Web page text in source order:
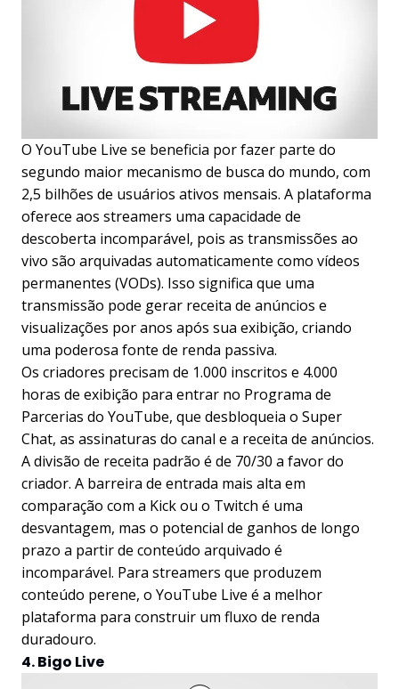
O YouTube Live se beneficia por fazer parte do
segundo maior mecanismo de busca do mundo, com
2,5 bilhões de usuários ativos mensais. A plataforma
oferece aos streamers uma capacidade de
descoberta incomparável, pois as transmissões ao
vivo são arquivadas automaticamente como vídeos
permanentes (VODs). Isso significa que uma
transmissão pode gerar receita de anúncios e
visualizações por anos após sua exibição, criando
uma poderosa fonte de renda passiva.
Os criadores precisam de 1.000 inscritos e 4.000
horas de exibição para entrar no Programa de
Parcerias do YouTube, que desbloqueia o Super
Chat, as assinaturas do canal e a receita de anúncios.
A divisão de receita padrão é de 70/30 a favor do
criador. A barreira de entrada mais alta em
comparação com a Kick ou o Twitch é uma
desvantagem, mas o potencial de ganhos de longo
prazo a partir de conteúdo arquivado é
incomparável. Para streamers que produzem
conteúdo perene, o YouTube Live é a melhor
plataforma para construir um fluxo de renda
duradouro.
4. Bigo Live